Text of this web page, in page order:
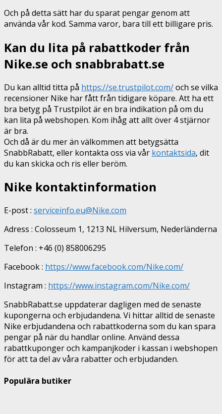
Och på detta sätt har du sparat pengar genom att
använda vår kod. Samma varor, bara till ett billigare pris.
Kan du lita på rabattkoder från
Nike.se och snabbrabatt.se
Du kan alltid titta på https://se.trustpilot.com/och se vilka
recensioner Nike har fått från tidigare köpare. Att ha ett
bra betyg på Trustpilot är en bra indikation på om du
kan lita på webshopen. Kom ihåg att allt över 4 stjärnor
är bra.
Och då är du mer än välkommen att betygsätta
SnabbRabatt, eller kontakta oss via vår kontaktsida, dit
du kan skicka och ris eller beröm.
Nike kontaktinformation
E-post : serviceinfo.eu@Nike.com
Adress : Colosseum 1, 1213 NL Hilversum, Nederländerna
Telefon : +46 (0) 858006295
Facebook : https://www.facebook.com/Nike.com/
Instagram : https://www.instagram.com/Nike.com/
SnabbRabatt.se uppdaterar dagligen med de senaste
kupongerna och erbjudandena. Vi hittar alltid de senaste
Nike erbjudandena och rabattkoderna som du kan spara
pengar på när du handlar online. Använd dessa
rabattkuponger och kampanjkoder i kassan i webshopen
för att ta del av våra rabatter och erbjudanden.
Populära butiker